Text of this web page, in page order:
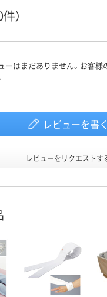
）
ーはまだありません。お客
レビューを書く
レビューをリクエストす